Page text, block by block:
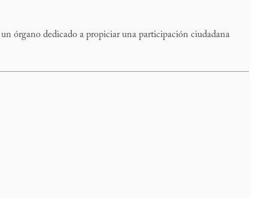
órgano dedicado a propiciar una participación ciudadana